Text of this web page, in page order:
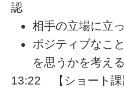
認
相手の立場に立
ポジティブなこ
を思うかを考える
13:22 【ショート課